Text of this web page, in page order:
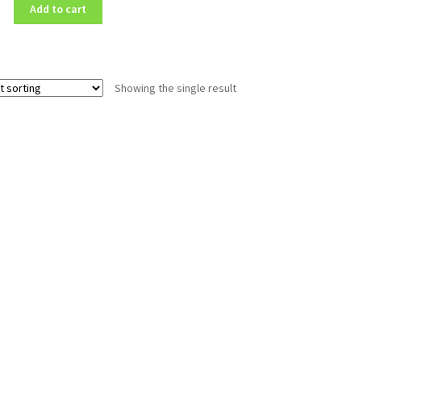
Add to cart
Showing the single result